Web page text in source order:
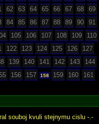
62 63 64 65 66 67 68
69
84 85 86 87 88 89 90
91
105 106 107 108 109
110
122 123 124 125 126
127
139 140 141 142 143
144
156 157 158 159 160
161
souboj kvuli stejnymu cislu -.-